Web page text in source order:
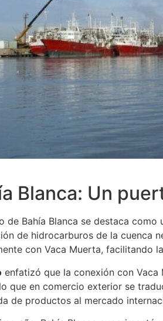
Blanca: Un
de Bahía Blanca se destaca
de hidrocarburos de la cuenca
con Vaca Muerta, facilitando
enfatizó que la conexión con
que en comercio exterior se
de productos al mercado